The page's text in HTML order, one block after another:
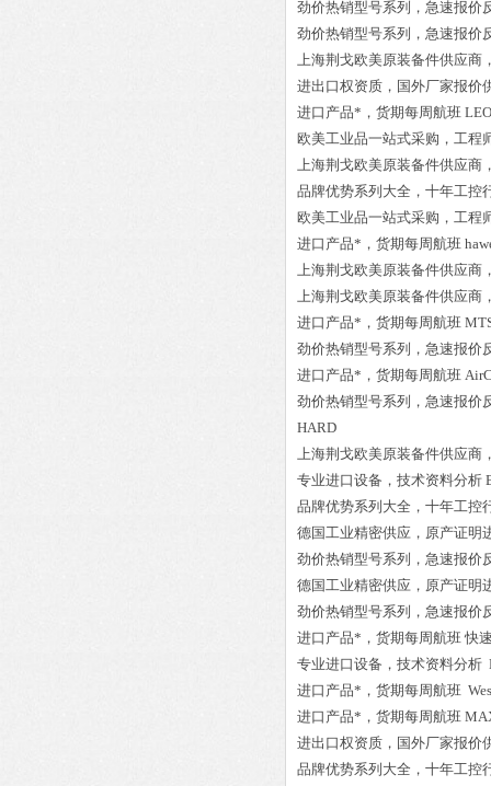
劲价热销型号系列，急速报价
劲价热销型号系列，急速报价
上海荆戈欧美原装备件供应商
进出口权资质，国外厂家报价
进口产品*，货期每周航班
欧美工业品一站式采购，工程
上海荆戈欧美原装备件供应商
品牌优势系列大全，十年工控
欧美工业品一站式采购，工程
进口产品*，货期每周航班
上海荆戈欧美原装备件供应商
上海荆戈欧美原装备件供应商
进口产品*，货期每周航班
劲价热销型号系列，急速报价
进口产品*，货期每周航班
劲价热销型号系列，急速报价
HARD
上海荆戈欧美原装备件供应商
专业进口设备，技术资料分析
品牌优势系列大全，十年工控
德国工业精密供应，原产证明
劲价热销型号系列，急速报价
德国工业精密供应，原产证明
劲价热销型号系列，急速报价
进口产品*，货期每周航班 快
专业进口设备，技术资料分析
进口产品*，货期每周航班
进口产品*，货期每周航班
进出口权资质，国外厂家报价
品牌优势系列大全，十年工控